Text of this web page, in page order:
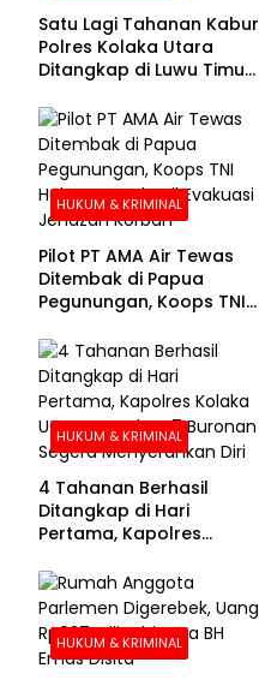
Satu Lagi Tahanan Kabur
Polres Kolaka Utara
Ditangkap di Luwu Timur,
HUKUM & KRIMINAL
Pilot PT AMA Air Tewas
Ditembak di Papua
Pegunungan, Koops TNI
Evakuasi Jenazah
Korban
HUKUM & KRIMINAL
4 Tahanan Berhasil
Ditangkap di Hari
Pertama, Kapolres
Buronan Segera
Menyerahkan Diri
HUKUM & KRIMINAL